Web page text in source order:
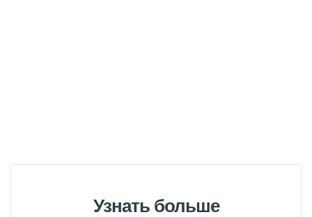
Узнать больше